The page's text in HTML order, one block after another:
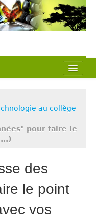
au collège
pour faire le
des
le point
vos